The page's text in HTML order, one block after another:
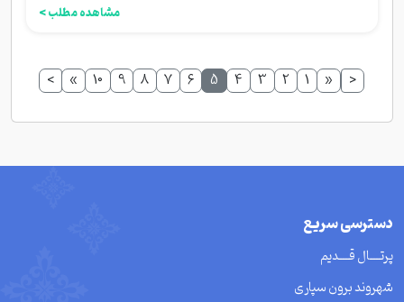
مشاهده مطلب >
<
«
1
2
3
4
5
6
7
8
9
10
»
>
دسترسی سریع
پرتــــال قــــدیم
شهروند برون سپاری